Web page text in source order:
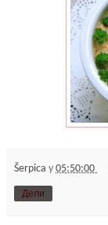
Šerpica у 05:50:00
Дели